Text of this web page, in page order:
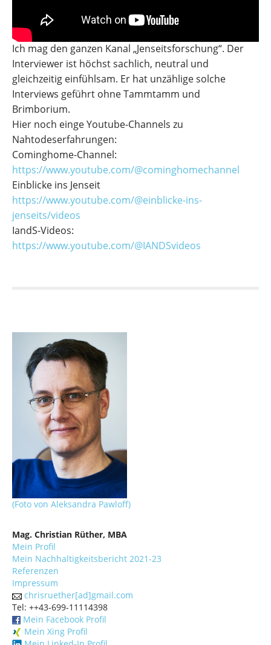
Ich mag den ganzen Kanal „Jenseitsforschung“. Der
Interviewer ist höchst sachlich, neutral und
gleichzeitig einfühlsam. Er hat unzählige solche
Interviews geführt ohne Tammtamm und
Brimborium.
Hier noch einge Youtube-Channels zu
Nahtodeserfahrungen:
Cominghome-Channel:
https://www.youtube.com/@cominghomechannel
Einblicke ins Jenseit
https://www.youtube.com/@einblicke-ins-
jenseits/videos
IandS-Videos:
https://www.youtube.com/@IANDSvideos
(Foto von Aleksandra Pawloff)
Mag. Christian Rüther, MBA
Mein Profil
Mein Nachhaltigkeitsbericht 2021-23
Referenzen
Impressum
chrisruether[ad]gmail.com
Tel: ++43-699-11114398
Mein Facebook Profil
Mein Xing Profil